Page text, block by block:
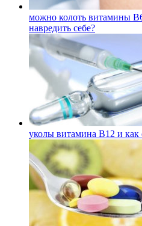
можно колоть витамины
навредить себе?
уколы витамина В12 и как